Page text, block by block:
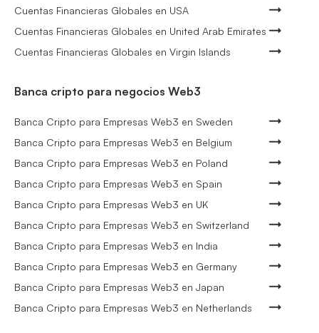
Cuentas Financieras Globales en USA
Cuentas Financieras Globales en United Arab Emirates
Cuentas Financieras Globales en Virgin Islands
Banca cripto para negocios Web3
Banca Cripto para Empresas Web3 en Sweden
Banca Cripto para Empresas Web3 en Belgium
Banca Cripto para Empresas Web3 en Poland
Banca Cripto para Empresas Web3 en Spain
Banca Cripto para Empresas Web3 en UK
Banca Cripto para Empresas Web3 en Switzerland
Banca Cripto para Empresas Web3 en India
Banca Cripto para Empresas Web3 en Germany
Banca Cripto para Empresas Web3 en Japan
Banca Cripto para Empresas Web3 en Netherlands